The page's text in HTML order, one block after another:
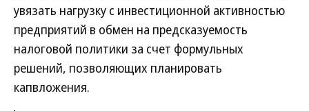
увязать нагрузку с инвестиционной активностью
предприятий в обмен на предсказуемость
налоговой политики за счет формульных
решений, позволяющих планировать
капвложения.